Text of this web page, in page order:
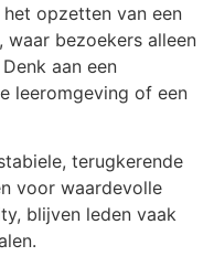
opzetten van een
bezoekers alleen
aan een
leeromgeving of een
terugkerende
voor waardevolle
blijven leden vaak